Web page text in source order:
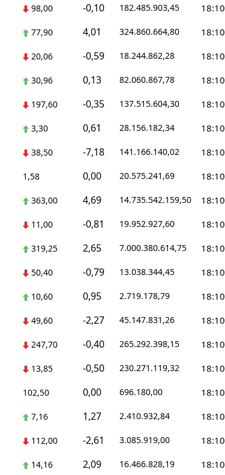
Aksaray
Bayburt
Karaman
Kırıkkale
Batman
Şırnak
Bartın
Ardahan
Iğdır
Yalova
Karabük
Kilis
Osmaniye
Düzce
98,00 -0,10 182.485.903,45 18:10
77,90 4,01 324.860.664,80 18:10
20,06 -0,59 18.244.862,28 18:10
30,96 0,13 82.060.867,78 18:10
197,60 -0,35 137.515.604,30 18:10
3,30 0,61 28.156.182,34 18:10
38,50 -7,18 141.166.140,02 18:10
1,58 0,00 20.575.241,69 18:10
363,00 4,69 14.735.542.159,50 18:10
11,00 -0,81 19.952.927,60 18:10
319,25 2,65 7.000.380.614,75 18:10
50,40 -0,79 13.038.344,45 18:10
10,60 0,95 2.719.178,79 18:10
49,60 -2,27 45.147.831,26 18:10
247,70 -0,40 265.292.398,15 18:10
13,85 -0,50 230.271.119,32 18:10
102,50 0,00 696.180,00 18:10
7,16 1,27 2.410.932,84 18:10
112,00 -2,61 3.085.919,00 18:10
14,16 2,09 16.466.828,19 18:10